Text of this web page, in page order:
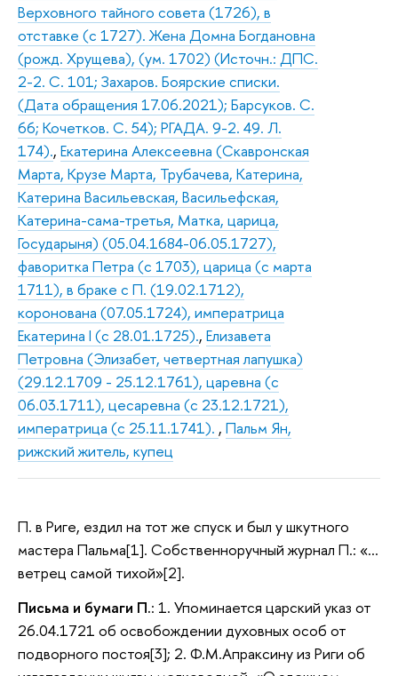
Верховного тайного совета (1726), в
отставке (с 1727). Жена Домна Богдановна
(рожд. Хрущева), (ум. 1702) (Источн.: ДПС.
2-2. С. 101; Захаров. Боярские списки.
(Дата обращения 17.06.2021); Барсуков. С.
66; Кочетков. С. 54); РГАДА. 9-2. 49. Л.
174)., Екатерина Алексеевна (Скавронская
Марта, Крузе Марта, Трубачева, Катерина,
Катерина Васильевская, Васильефская,
Катерина-сама-третья, Матка, царица,
Государыня) (05.04.1684-06.05.1727),
фаворитка Петра (с 1703), царица (с марта
1711), в браке с П. (19.02.1712),
коронована (07.05.1724), императрица
Екатерина I (с 28.01.1725)., Елизавета
Петровна (Элизабет, четвертная лапушка)
(29.12.1709 - 25.12.1761), царевна (с
06.03.1711), цесаревна (с 23.12.1721),
императрица (с 25.11.1741). , Пальм Ян,
рижский житель, купец
П. в Риге, ездил на тот же спуск и был у шкутного
мастера Пальма[1]. Собственноручный журнал П.: «…
ветрец самой тихой»[2].
Письма и бумаги П.: 1. Упоминается царский указ от
26.04.1721 об освобождении духовных особ от
подворного постоя[3]; 2. Ф.М.Апраксину из Риги об